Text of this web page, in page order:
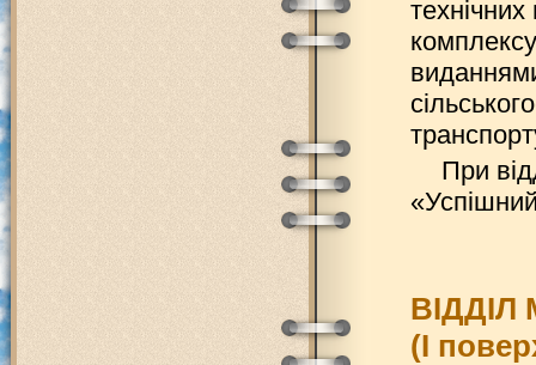
При
ВІДДІЛ
(І